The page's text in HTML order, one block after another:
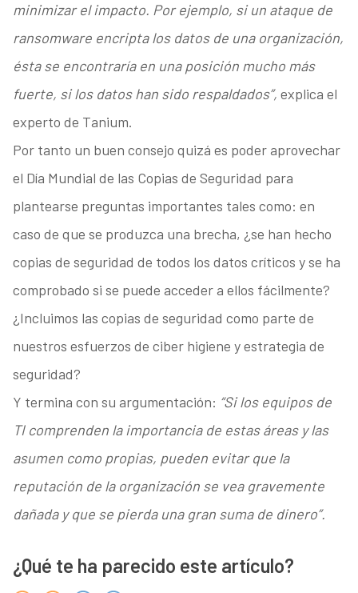
minimizar el impacto. Por ejemplo, si un ataque de
ransomware encripta los datos de una organización,
ésta se encontraría en una posición mucho más
fuerte, si los datos han sido respaldados”, explica el
experto de Tanium.
Por tanto un buen consejo quizá es poder aprovechar
el Día Mundial de las Copias de Seguridad para
plantearse preguntas importantes tales como: en
caso de que se produzca una brecha, ¿se han hecho
copias de seguridad de todos los datos críticos y se ha
comprobado si se puede acceder a ellos fácilmente?
¿Incluimos las copias de seguridad como parte de
nuestros esfuerzos de ciber higiene y estrategia de
seguridad?
Y termina con su argumentación: “Si los equipos de
TI comprenden la importancia de estas áreas y las
asumen como propias, pueden evitar que la
reputación de la organización se vea gravemente
dañada y que se pierda una gran suma de dinero”.
¿Qué te ha parecido este artículo?